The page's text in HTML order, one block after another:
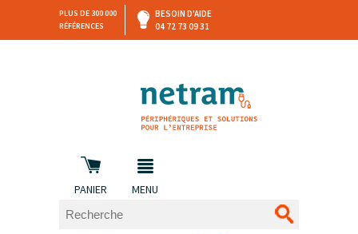
PLUS DE 300 000
RÉFÉRENCES
BESOIN D'AIDE
04 72 73 09 31
PANIER MENU